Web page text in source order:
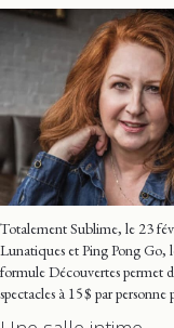
Totalement Sublime, le 23
Lunatiques et Ping Pong Go,
formule Découvertes permet
spectacles à 15 $ par